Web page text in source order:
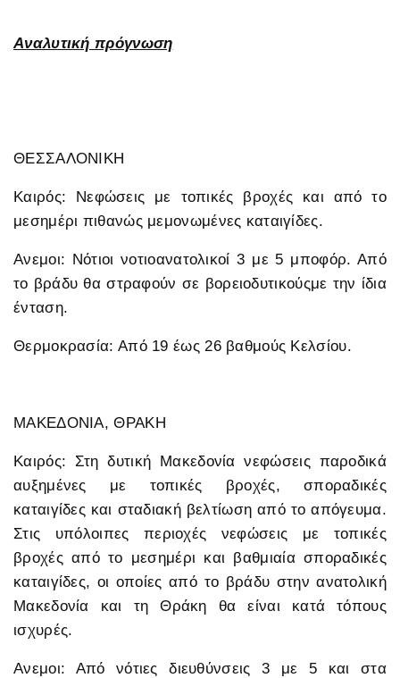
Αναλυτική πρόγνωση
ΘΕΣΣΑΛΟΝΙΚΗ
Καιρός: Νεφώσεις με τοπικές βροχές και από το
μεσημέρι πιθανώς μεμονωμένες καταιγίδες.
Ανεμοι: Νότιοι νοτιοανατολικοί 3 με 5 μποφόρ. Από
το βράδυ θα στραφούν σε βορειοδυτικούςμε την ίδια
ένταση.
Θερμοκρασία: Από 19 έως 26 βαθμούς Κελσίου.
ΜΑΚΕΔΟΝΙΑ, ΘΡΑΚΗ
Καιρός: Στη δυτική Μακεδονία νεφώσεις παροδικά
αυξημένες με τοπικές βροχές, σποραδικές
καταιγίδες και σταδιακή βελτίωση από το απόγευμα.
Στις υπόλοιπες περιοχές νεφώσεις με τοπικές
βροχές από το μεσημέρι και βαθμιαία σποραδικές
καταιγίδες, οι οποίες από το βράδυ στην ανατολική
Μακεδονία και τη Θράκη θα είναι κατά τόπους
ισχυρές.
Ανεμοι: Από νότιες διευθύνσεις 3 με 5 και στα